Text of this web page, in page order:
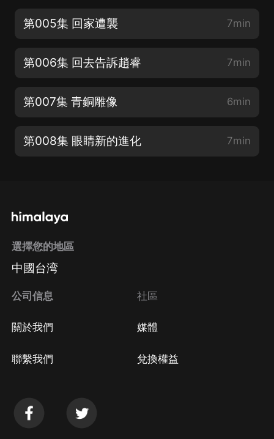
第005集 回家遭襲 7min
第006集 回去告訴趙睿 7min
第007集 青銅雕像 6min
第008集 眼睛新的進化 7min
選擇您的地區
中國台湾
公司信息
關於我們
聯繫我們
社區
媒體
兌換權益